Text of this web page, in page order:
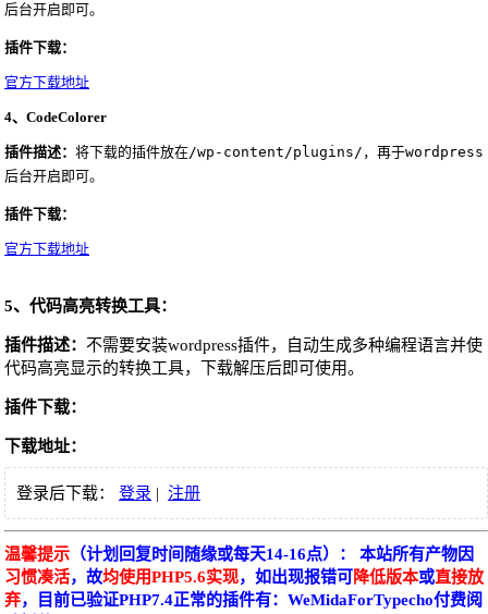
后台开启即可。
插件下载：
官方下载地址
4、CodeColorer
插件描述： 将下载的插件放在/wp-content/plugins/，再于wordpress
后台开启即可。
插件下载：
官方下载地址
5、代码高亮转换工具：
插件描述： 不需要安装wordpress插件，自动生成多种编程语言并使
代码高亮显示的转换工具，下载解压后即可使用。
插件下载：
下载地址：
登录后下载： 登录 | 注册
温馨提示 （计划回复时间随缘或每天14-16点）： 本站所有产物因
习惯凑活，故均使用PHP5.6实现，如出现报错可降低版本或直接放
弃，目前已验证PHP7.4正常的插件有：WeMidaForTypecho付费阅